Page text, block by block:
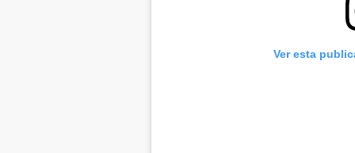
Ver esta